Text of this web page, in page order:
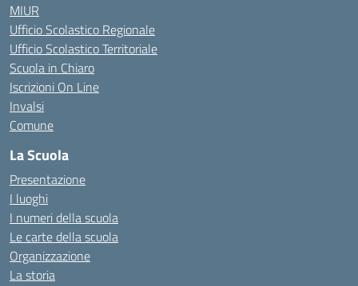
MIUR
Ufficio Scolastico Regionale
Ufficio Scolastico Territoriale
Scuola in Chiaro
Iscrizioni On Line
Invalsi
Comune
La Scuola
Presentazione
I luoghi
I numeri della scuola
Le carte della scuola
Organizzazione
La storia